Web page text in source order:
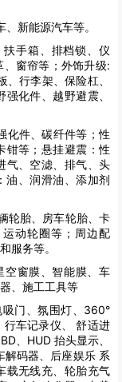
新能源汽车等。
手箱、排档锁、仪
窗帘等；外饰升级:
行李架、保险杠、
化件、越野避震、
化件、碳纤件等；性
钳等；悬挂避震：性
气、空滤、排气、头
油、润滑油、添加剂
轮胎、房车轮胎、卡
动轮圈等；周边配
服务等。
空窗膜、智能膜、车
、施工工具等
门、氛围灯、360°
车记录仪、 舒适进
、HUD 抬头显示、
解码器、后座娱乐 系
载无线充、轮胎充气